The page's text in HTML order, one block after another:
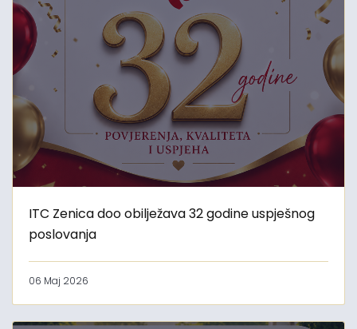
ITC Zenica doo obilježava 32 godine uspješnog
poslovanja
06 Maj 2026